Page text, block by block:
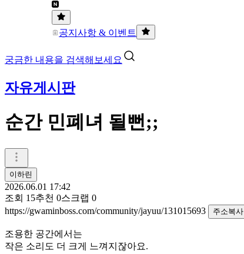
공지사항 & 이벤트
궁금한 내용을 검색해보세요
자유게시판
순간 민폐녀 될뻔;;
이하린
2026.06.01 17:42
조회 15추천 0스크랩 0
https://gwaminboss.com/community/jayuu/131015693
주소복사
조용한 공간에서는
작은 소리도 더 크게 느껴지잖아요.